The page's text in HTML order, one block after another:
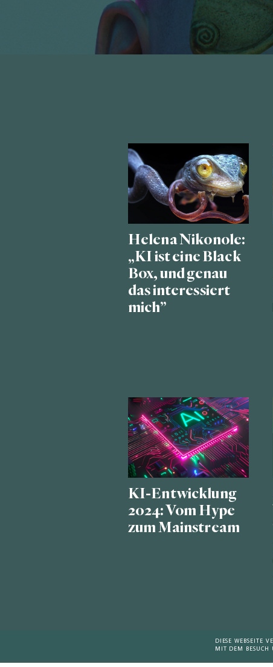
Helena Nikonole:
„KI ist eine Black
Box, und genau
das interessiert
mich”
KI-Entwicklung
2024: Vom Hype
zum Mainstream
DIESE WEBSEITE
MIT DEM BESUCH